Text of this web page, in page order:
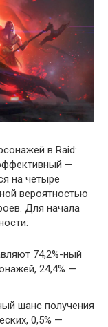
в Raid:
—
на четыре
вероятностью
Для начала
74,2%-ный
24,4% —
шанс получения
0,5% —